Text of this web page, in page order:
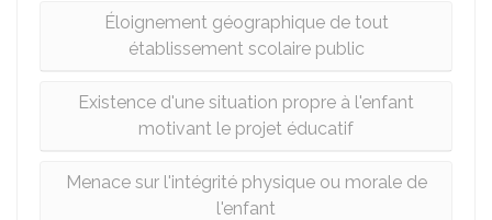
Éloignement géographique de tout
établissement scolaire public
Existence d'une situation propre à l'enfant
motivant le projet éducatif
Menace sur l'intégrité physique ou morale de
l'enfant